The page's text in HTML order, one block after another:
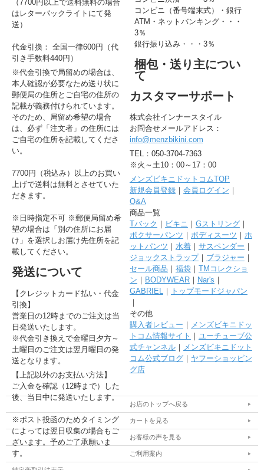
（7700円以上で送料無料の場合
はレターパックライトにて発
送）
代金引換： 全国一律600円（代
引き手数料440円）
※代金引換で局留めの場合は、
本人確認が必要なため送り状に
郵便局の住所とご自宅の住所の
記載が義務付けられています。
そのため、局留め希望の場合
は、必ず「注文者」の住所には
ご自宅の住所を記載してくださ
い。
7700円（税込み）以上のお買い
上げで送料は無料とさせていた
だきます。
※日時指定不可 ※郵便局留め希
望の場合は「別の住所にお届
け」を選択しお届け先住所を記
載してください。
発送について
【クレジットカード払い・代金
引換】
営業日の12時までのご注文は当
日発送いたします。
※代金引き換えで金曜日夕方～
土曜日のご注文は翌月曜日の発
送となります。
【上記以外のお支払い方法】
ご入金を確認（12時まで）した
後、当日中に発送いたします。
※ポスト投函のためタイミング
によっては翌日収集の場合もご
ざいます。予めご了承願いま
す。
コンビニ（番号端末式）・銀行
ATM・ネットバンキング・・・
3％
銀行振り込み・・・3％
梱包・送り主につい
て
カスタマーサポート
株式会社インナースタイル
お問合せメールアドレス：
info@menzbikini.com
TEL：050-3704-7363
※火～土10：00～17：00
メンズビキニドットコムTOP
新規会員登録｜ 会員ログイン ｜
Q&A
商品一覧
Tバック ｜ ビキニ ｜ Gストリング｜
ボクサーパンツ ｜ ボディスーツ ｜ ホ
ットパンツ ｜ 水着｜ サスペンダー ｜
ジョックストラップ｜ ブラジャー ｜
セール商品 ｜ 福袋｜ TMコレクショ
ン ｜ BODYWEAR｜ Nar's ｜
GABRIEL｜
トップモードジャパン
｜
その他
購入者レビュー ｜ メンズビキニドッ
トコム情報サイト ｜ ユーチューブ公
式チャンネル｜ メンズビキニドット
コム公式ブログ｜ ヤフーショッピン
グ店
お店のトップへ戻る
カートを見る
お客様の声を見る
ご利用案内